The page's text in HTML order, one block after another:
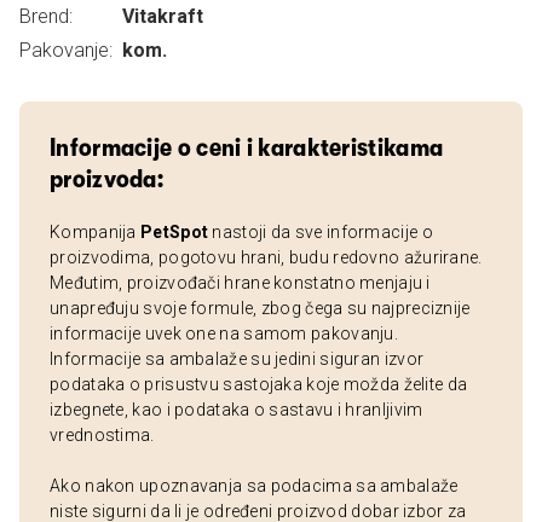
Brend:
Vitakraft
Pakovanje: kom.
Informacije o ceni i karakteristikama
proizvoda:
Kompanija PetSpot nastoji da sve informacije o
proizvodima, pogotovu hrani, budu redovno ažurirane.
Međutim, proizvođači hrane konstatno menjaju i
unapređuju svoje formule, zbog čega su najpreciznije
informacije uvek one na samom pakovanju.
Informacije sa ambalaže su jedini siguran izvor
podataka o prisustvu sastojaka koje možda želite da
izbegnete, kao i podataka o sastavu i hranljivim
vrednostima.
Ako nakon upoznavanja sa podacima sa ambalaže
niste sigurni da li je određeni proizvod dobar izbor za